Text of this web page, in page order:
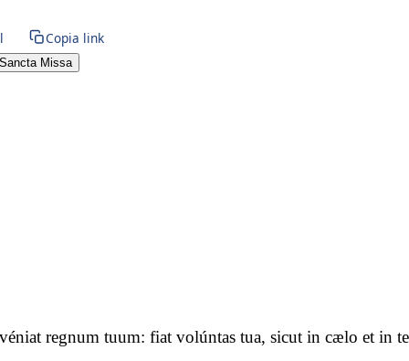
Copia link
Sancta Missa
regnum tuum: fiat volúntas tua, sicut in cælo et in